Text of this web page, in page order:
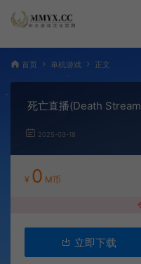
首页 单机游戏 正文
死亡直播(Death
2025-03-18
¥ 0 M币
立即下载